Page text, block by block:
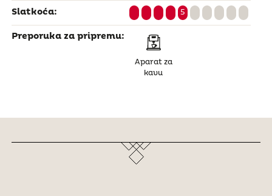
Slatkoća: 5
Preporuka za pripremu:
Aparat za
kavu